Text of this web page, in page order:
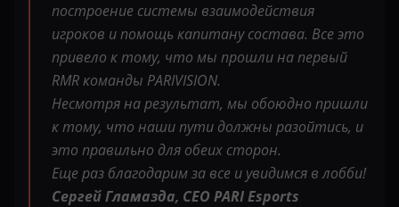
построение системы взаимодействия
игроков и помощь капитану состава. Все это
привело к тому, что мы прошли на первый
RMR команды PARIVISION.
Несмотря на результат, мы обоюдно пришли
к тому, что наши пути должны разойтись, и
это правильно для обеих сторон.
Еще раз благодарим за все и увидимся в лобби!
Сергей Гламазда, СЕО PARI Esports